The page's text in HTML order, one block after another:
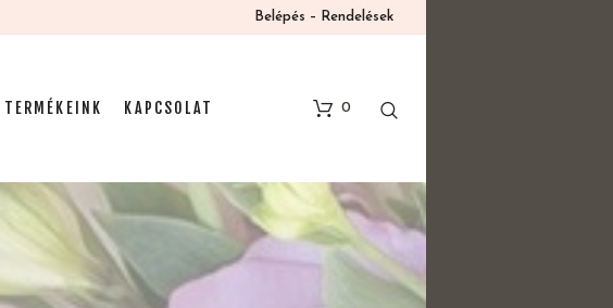
Belépés – Rendelések
0
TERMÉKEINK KAPCSOLAT